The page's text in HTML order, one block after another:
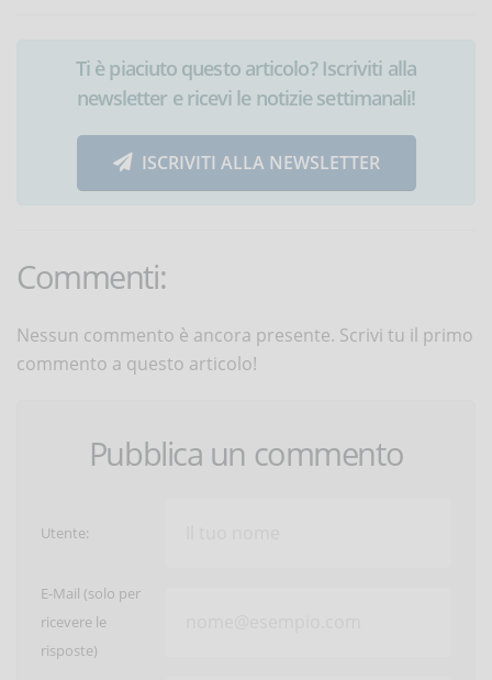
Ti è piaciuto questo articolo? Iscriviti alla
newsletter e ricevi le notizie settimanali!
ISCRIVITI ALLA NEWSLETTER
Commenti:
Nessun commento è ancora presente. Scrivi tu il primo
commento a questo articolo!
Pubblica un commento
Utente:
E-Mail (solo per
ricevere le
risposte)